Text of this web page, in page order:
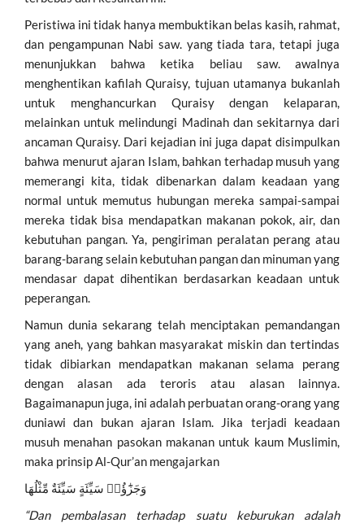
Peristiwa ini tidak hanya membuktikan belas kasih, rahmat,
dan pengampunan Nabi saw. yang tiada tara, tetapi juga
menunjukkan bahwa ketika beliau saw. awalnya
menghentikan kafilah Quraisy, tujuan utamanya bukanlah
untuk menghancurkan Quraisy dengan kelaparan,
melainkan untuk melindungi Madinah dan sekitarnya dari
ancaman Quraisy. Dari kejadian ini juga dapat disimpulkan
bahwa menurut ajaran Islam, bahkan terhadap musuh yang
memerangi kita, tidak dibenarkan dalam keadaan yang
normal untuk memutus hubungan mereka sampai-sampai
mereka tidak bisa mendapatkan makanan pokok, air, dan
kebutuhan pangan. Ya, pengiriman peralatan perang atau
barang-barang selain kebutuhan pangan dan minuman yang
mendasar dapat dihentikan berdasarkan keadaan untuk
peperangan.
Namun dunia sekarang telah menciptakan pemandangan
yang aneh, yang bahkan masyarakat miskin dan tertindas
tidak dibiarkan mendapatkan makanan selama perang
dengan alasan ada teroris atau alasan lainnya.
Bagaimanapun juga, ini adalah perbuatan orang-orang yang
duniawi dan bukan ajaran Islam. Jika terjadi keadaan
musuh menahan pasokan makanan untuk kaum Muslimin,
maka prinsip Al-Qur’an mengajarkan
وَجَزَٰٓؤُا۟ سَيِّئَةٍ سَيِّئَةٌ مِّثْلُهَا
“Dan pembalasan terhadap suatu keburukan adalah